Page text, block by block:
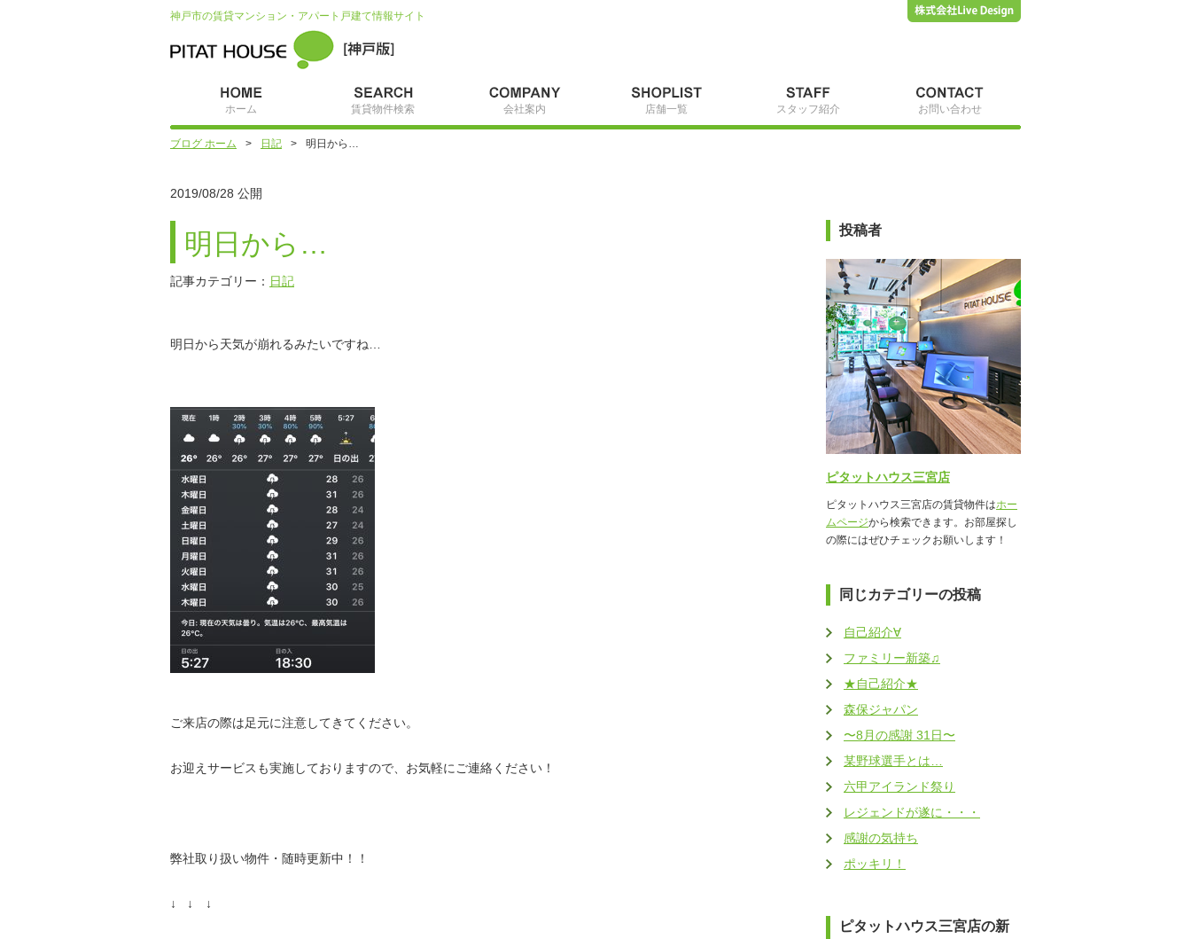
神戸市の賃貸マンション・アパート戸建て情報サイト
ホーム 賃貸物件検索 会社案内 店舗一覧 スタッフ紹介 お問い合わせ
ブログ ホーム 日記 明日から…
2019/08/28 公開
明日から…
記事カテゴリー： 日記
明日から天気が崩れるみたいですね…
ご来店の際は足元に注意してきてください。
お迎えサービスも実施しておりますので、お気軽にご連絡ください！
弊社取り扱い物件・随時更新中！！
↓ ↓ ↓
投稿者
ピタットハウス三宮店
ピタットハウス三宮店の賃貸物件はホー
ムページから検索できます。お部屋探し
の際にはぜひチェックお願いします！
同じカテゴリーの投稿
自己紹介∀
ファミリー新築♫
★自己紹介★
森保ジャパン
〜8月の感謝 31日〜
某野球選手とは…
六甲アイランド祭り
レジェンドが遂に・・・
感謝の気持ち
ポッキリ！
ピタットハウス三宮店の新